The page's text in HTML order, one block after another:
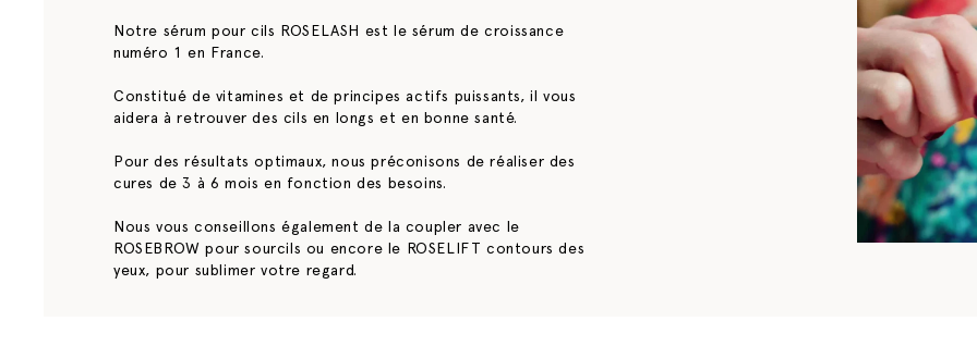
- Pour de meilleurs résultats, appliquez les produits une fois par jour pendant au moins 30 jours. (sauf
cheveux).
Notre sérum pour cils ROSELASH est le sérum de croissance
numéro 1 en France.
Constitué de vitamines et de principes actifs puissants, il vous
aidera à retrouver des cils en longs et en bonne santé.
Pour des résultats optimaux, nous préconisons de réaliser des
cures de 3 à 6 mois en fonction des besoins.
Nous vous conseillons également de la coupler avec le
ROSEBROW pour sourcils ou encore le ROSELIFT contours des
yeux, pour sublimer votre regard.